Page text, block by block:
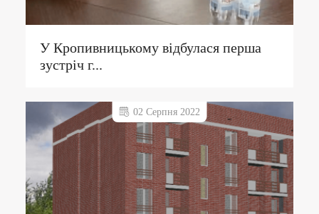
У Кропивницькому відбулася перша
зустріч г...
02 Серпня 2022